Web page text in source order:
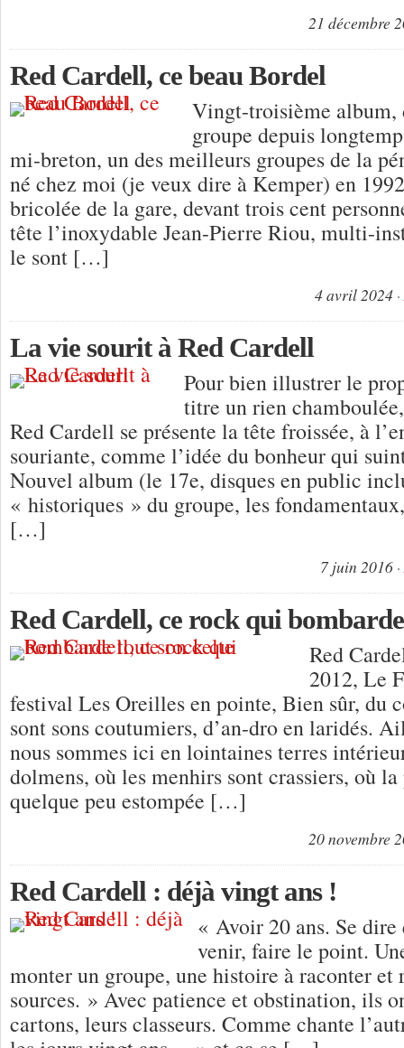
21 décembre
Red Cardell, ce beau Bordel
Vingt-troisième album,
groupe depuis
mi-breton, un des meilleurs groupes de la
né chez moi (je veux dire à Kemper) en
bricolée de la gare, devant trois cent
tête l’inoxydable Jean-Pierre Riou, multi-
le sont […]
4 avril 2024
La vie sourit à Red Cardell
Pour bien illustrer le
titre un rien
Red Cardell se présente la tête froissée, à
souriante, comme l’idée du bonheur qui
Nouvel album (le 17e, disques en public
« historiques » du groupe, les
[…]
7 juin 2016
Red Cardell, ce rock qui
Red
2012, Le
festival Les Oreilles en pointe, Bien sûr, du
sont sons coutumiers, d’an-dro en laridés.
nous sommes ici en lointaines terres
dolmens, où les menhirs sont crassiers, où la
quelque peu estompée […]
20 novembre
Red Cardell : déjà vingt ans !
« Avoir 20 ans. Se
venir, faire le point.
monter un groupe, une histoire à raconter et
sources. » Avec patience et obstination, ils
cartons, leurs classeurs. Comme chante